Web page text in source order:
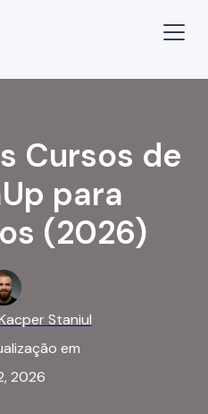
Cursos de
para
(2026)
Staniul
em
2026